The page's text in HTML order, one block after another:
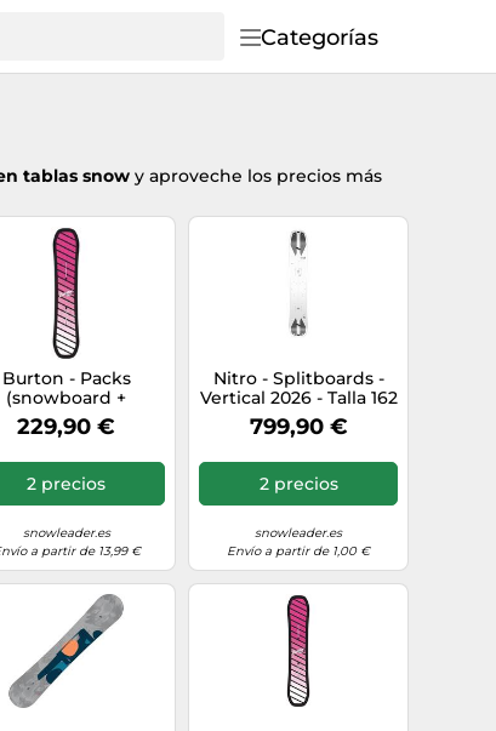
Categorías
tablas snow y aproveche los precios más
Burton - Packs
(snowboard +
fijaciones) - Pack
Pink 2025 -
cm.138 cm.142
cm
229,90 €
2 precios
snowleader.es
a partir de 13,99 €
Nitro - Splitboards -
Vertical 2026 - Talla 162
cm - Blanco Blanco
162 cm
799,90 €
2 precios
snowleader.es
Envío a partir de 1,00 €